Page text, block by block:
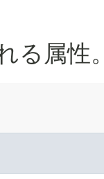
る属性